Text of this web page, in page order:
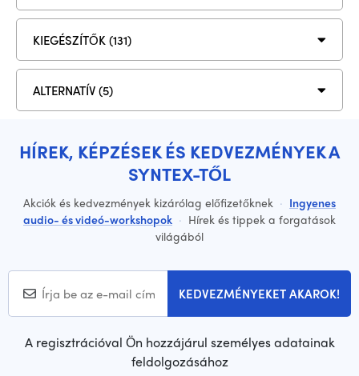
KIEGÉSZÍTŐK (131)
ALTERNATÍV (5)
HÍREK, KÉPZÉSEK ÉS KEDVEZMÉNYEK A
SYNTEX-TŐL
Akciók és kedvezmények kizárólag előfizetőknek · Ingyenes
audio- és videó-workshopok · Hírek és tippek a forgatások
világából
KEDVEZMÉNYEKET AKAROK!
A regisztrációval Ön hozzájárul személyes adatainak
feldolgozásához